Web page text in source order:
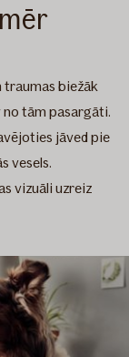
traumas biežāk
tām pasargāti.
jāved pie
vesels.
vizuāli uzreiz